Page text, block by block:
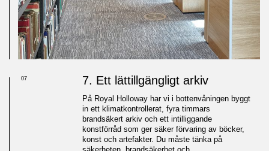
07 7. Ett lättillgängligt arkiv
På Royal Holloway har vi i bottenvåningen byggt
in ett klimatkontrollerat, fyra timmars
brandsäkert arkiv och ett intilliggande
konstförråd som ger säker förvaring av böcker,
konst och artefakter. Du måste tänka på